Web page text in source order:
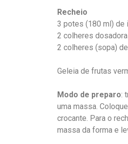
Recheio
3 potes (180 ml) de
2 colheres
2 colheres (sopa)
Geleia de frutas
Modo de preparo:
uma massa.
crocante. Para o
massa da forma e